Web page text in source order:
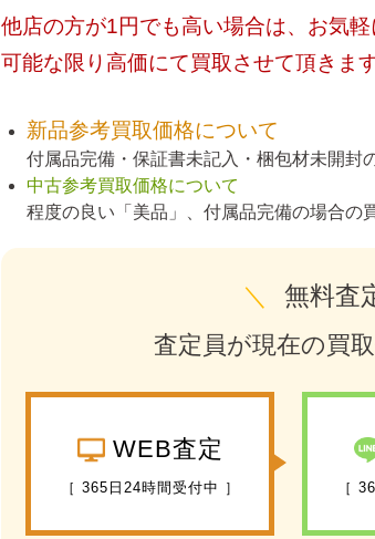
他店の方が1円でも高い場合は、お気軽
可能な限り高価にて買取させて頂きます
新品参考買取価格について
付属品完備・保証書未記入・梱包材未開封
中古参考買取価格について
程度の良い「美品」、付属品完備の場合の
＼ 無料査
査定員が現在の買
WEB査定
［ 365日24時間受付中 ］ ［